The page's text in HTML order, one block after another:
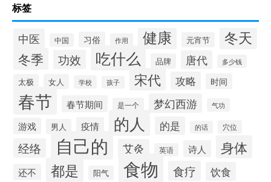
标签
中医 中国 习俗 作用 健康 元宵节 冬天
冬季 功效 吃什么 品牌 唐代 多少钱
太极 女人 学校 孩子 宋代 攻略 时间
春节 春节期间 是一个 梦幻西游 气功
游戏 男人 疫情 的人 的是 的话 穴位
经络 自己的 艾灸 英语 诗人 身体
还不 都是 阳气 食物 食疗 饮食